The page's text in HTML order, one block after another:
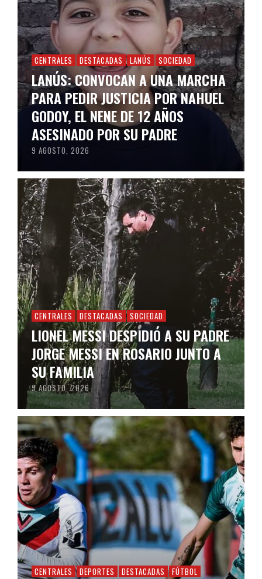
CENTRALES DESTACADAS LANÚS SOCIEDAD
LANÚS: CONVOCAN A UNA MARCHA
PARA PEDIR JUSTICIA POR NAHUEL
GODOY, EL NENE DE 12 AÑOS
ASESINADO POR SU PADRE
9 AGOSTO, 2026
CENTRALES DESTACADAS SOCIEDAD
LIONEL MESSI DESPIDIÓ A SU PADRE
JORGE MESSI EN ROSARIO JUNTO A
SU FAMILIA
9 AGOSTO, 2026
CENTRALES DEPORTES DESTACADAS FÚTBOL